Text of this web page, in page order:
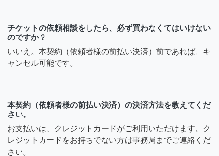
チケットの依頼相談をしたら、必ず買わなくてはいけない
のですか？
いいえ。本契約（依頼者様の前払い決済）前であれば、キ
ャンセル可能です。
本契約（依頼者様の前払い決済）の決済方法を教えてくだ
さい。
お支払いは、クレジットカードがご利用いただけます。ク
レジットカードをお持ちでない方は事務局までご連絡くだ
さい。